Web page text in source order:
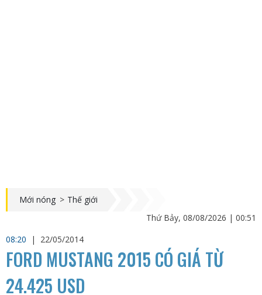
Mới nóng > Thế giới
Thứ Bảy, 08/08/2026 | 00:51
08:20
| 22/05/2014
FORD MUSTANG 2015 CÓ GIÁ TỪ
24.425 USD